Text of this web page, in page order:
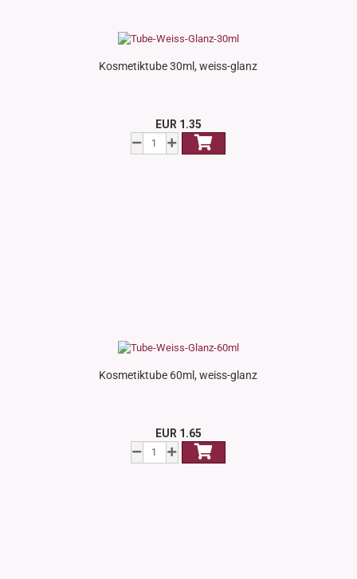
Kosmetiktube 30ml, weiss-glanz
EUR 1.35
Kosmetiktube 60ml, weiss-glanz
EUR 1.65